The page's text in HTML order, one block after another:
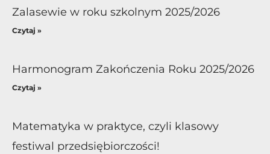
Zalasewie w roku szkolnym 2025/2026
Czytaj »
Harmonogram Zakończenia Roku 2025/2026
Czytaj »
Matematyka w praktyce, czyli klasowy
festiwal przedsiębiorczości!